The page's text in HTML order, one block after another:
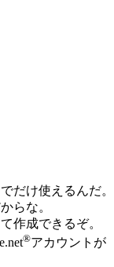
だけ使えるんだ。
らな。
作成できるぞ。
®アカウントが